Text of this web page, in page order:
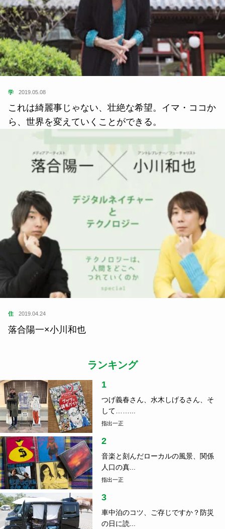
学 2019.05.08
これは綺麗事じゃない、壮絶な希望。イマ・ココか
ら、世界を変えていくことができる。
住 2019.04.24
落合陽一×小川和也
ランキング
1
つげ義春さん、水木しげるさん、そ
して……...
指出一正
2
音楽と刻んだローカルの風景、関係
人口の真...
指出一正
3
車中泊のコツ、ご存じですか？防災
の日に読...